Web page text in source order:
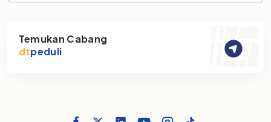
Temukan Cabang
dtpeduli